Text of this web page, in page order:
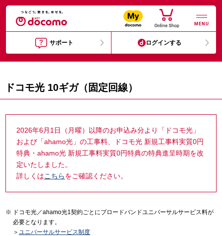
MENU
サポート ログインする
ドコモ光 10ギガ（固定回線）
2026年6月1日（月曜）以降のお申込み分より「ドコモ光」
および「ahamo光」の工事料、ドコモ光 新規工事料実質0円
特典・ahamo光 新規工事料実質0円特典の特典進呈時期を改
定いたしました。
詳しくはこちらをご確認ください。
ドコモ光／ahamo光1契約ごとにブロードバンドユニバーサルサービス料が
必要となります。
＞ ユニバーサルサービス制度